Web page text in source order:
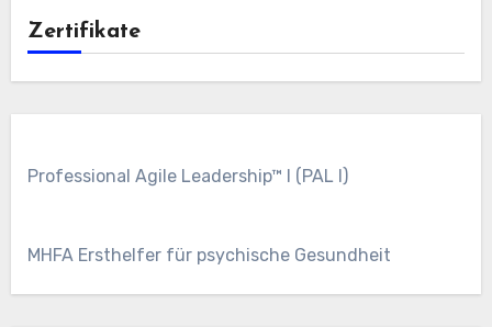
Zertifikate
Professional Agile Leadership™ I (PAL I)
MHFA Ersthelfer für psychische Gesundheit